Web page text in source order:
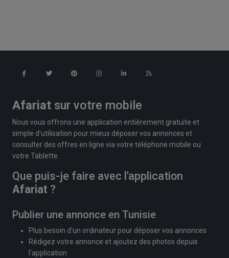
Afariat sur votre mobile
Nous vous offrons une application entièrement gratuite et
simple d'utilisation pour mieux déposer vos annonces et
consulter des offres en ligne via votre téléphone mobile ou
votre Tablette.
Que puis-je faire avec l'application
Afariat ?
Publier une annonce en Tunisie
Plus besoin d'un ordinateur pour déposer vos annonces
Rédigez votre annonce et ajoutez des photos depuis
l'application